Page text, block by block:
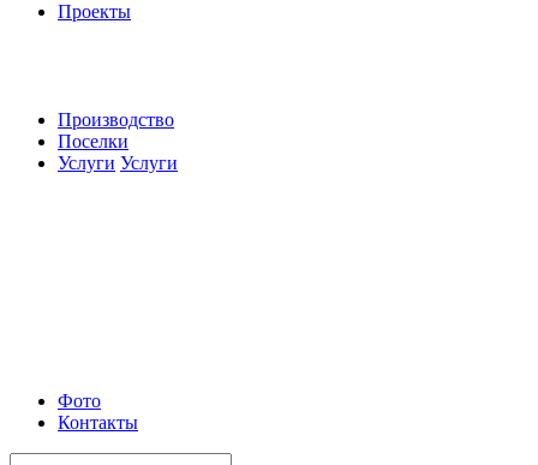
Проекты
Производство
Поселки
Услуги Услуги
Фото
Контакты